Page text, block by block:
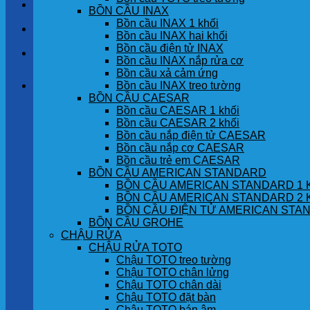
GÓC KHÁCH HÀNG
Chưa có sản phẩm trong giỏ hàng.
BỒN CẦU INAX
Bồn cầu INAX 1 khối
Bồn cầu INAX hai khối
Bồn cầu điện tử INAX
Bồn cầu INAX nắp rửa cơ
Bồn cầu xả cảm ứng
Bồn cầu INAX treo tường
BỒN CẦU CAESAR
Bồn cầu CAESAR 1 khối
Bồn cầu CAESAR 2 khối
Bồn cầu nắp điện tử CAESAR
Bồn cầu nắp cơ CAESAR
Bồn cầu trẻ em CAESAR
BỒN CẦU AMERICAN STANDARD
BỒN CẦU AMERICAN STANDARD 1
BỒN CẦU AMERICAN STANDARD 2
BỒN CẦU ĐIỆN TỬ AMERICAN
BỒN CẦU GROHE
CHẬU RỬA
CHẬU RỬA TOTO
Chậu TOTO treo tường
Chậu TOTO chân lửng
Chậu TOTO chân dài
Chậu TOTO đặt bàn